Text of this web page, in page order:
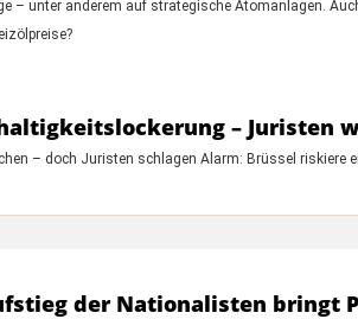
– unter anderem auf strategische Atomanlagen.
– Juristen
– doch Juristen schlagen Alarm: Brüssel riskiere
der Nationalisten bringt